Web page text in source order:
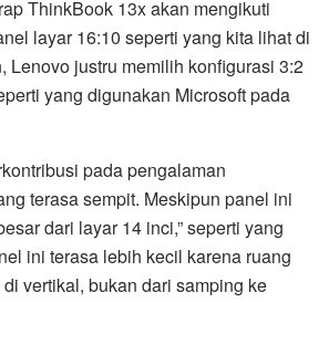
ThinkBook 13x akan mengikuti
layar 16:10 seperti yang kita lihat di
Lenovo justru memilih konfigurasi 3:2
yang digunakan Microsoft pada
pada pengalaman
terasa sempit. Meskipun panel ini
dari layar 14 inci,” seperti yang
ini terasa lebih kecil karena ruang
vertikal, bukan dari samping ke